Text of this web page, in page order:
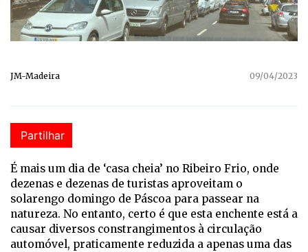
JM-Madeira 09/04/2023
Partilhar
É mais um dia de ‘casa cheia’ no Ribeiro Frio, onde
dezenas e dezenas de turistas aproveitam o
solarengo domingo de Páscoa para passear na
natureza. No entanto, certo é que esta enchente está a
causar diversos constrangimentos à circulação
automóvel, praticamente reduzida a apenas uma das